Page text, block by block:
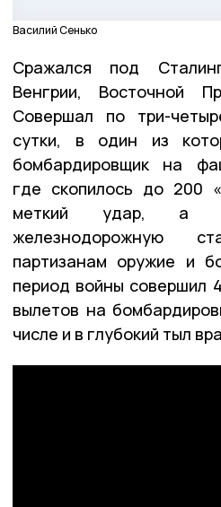
Василий Сенько
Сражался под
Венгрии, Восточной
Совершал по три-
сутки, в один из
бомбардировщик на
где скопилось до 200
меткий удар, а
железнодорожную
партизанам оружие и
период войны совершил
вылетов на
числе и в глубокий тыл